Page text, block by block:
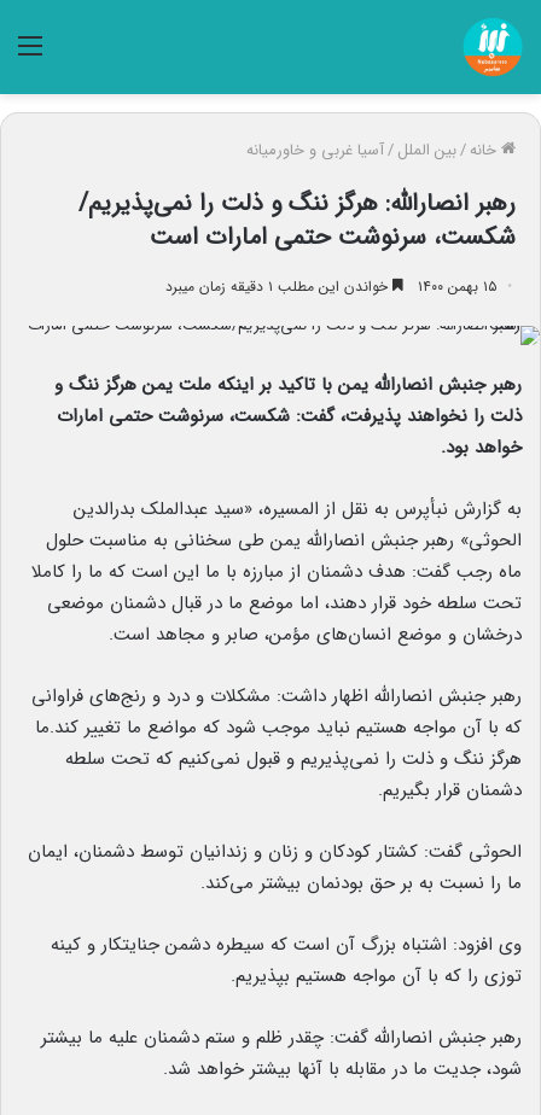
خانه/بین الملل/آسیا غربی و خاورمیانه
رهبر انصارالله: هرگز ننگ و ذلت را نمی‌پذیریم/
شکست، سرنوشت حتمی امارات است
۱۵ بهمن ۱۴۰۰ خواندن این مطلب ۱ دقیقه زمان میبرد
رهبر جنبش انصارالله یمن با تاکید بر اینکه ملت یمن هرگز ننگ و
ذلت را نخواهند پذیرفت، گفت: شکست، سرنوشت حتمی امارات
خواهد بود.
به گزارش نبأپرس به نقل از المسیره، «سید عبدالملک بدرالدین
الحوثی» رهبر جنبش انصارالله یمن طی سخنانی به مناسبت حلول
ماه رجب گفت: هدف دشمنان از مبارزه با ما این است که ما را کاملا
تحت سلطه خود قرار دهند، اما موضع ما در قبال دشمنان موضعی
درخشان و موضع انسان‌های مؤمن، صابر و مجاهد است.
رهبر جنبش انصارالله اظهار داشت: مشکلات و درد و رنج‌های فراوانی
که با آن مواجه هستیم نباید موجب شود که مواضع ما تغییر کند.ما
هرگز ننگ و ذلت را نمی‌پذیریم و قبول نمی‌کنیم که تحت سلطه
دشمنان قرار بگیریم.
الحوثی گفت: کشتار کودکان و زنان و زندانیان توسط دشمنان، ایمان
ما را نسبت به بر حق بودنمان بیشتر می‌کند.
وی افزود: اشتباه بزرگ آن است که سیطره دشمن جنایتکار و کینه
توزی را که با آن مواجه هستیم بپذیریم.
رهبر جنبش انصارالله گفت: چقدر ظلم و ستم دشمنان علیه ما بیشتر
شود، جدیت ما در مقابله با آنها بیشتر خواهد شد.